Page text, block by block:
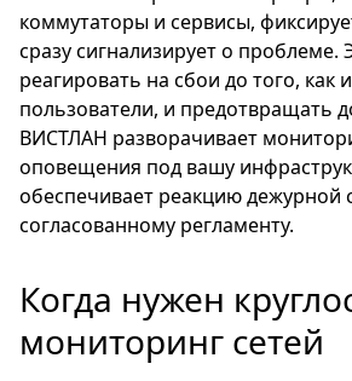
коммутаторы и сервисы,
сразу сигнализирует о проблеме.
реагировать на сбои до того, как
пользователи, и предотвращать
ВИСТЛАН разворачивает
оповещения под вашу
обеспечивает реакцию дежурной
согласованному регламенту.
Когда нужен
мониторинг сетей